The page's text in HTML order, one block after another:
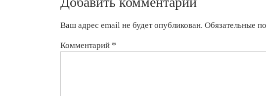
Ваш адрес email не будет опубликован. Обязательные
Комментарий *